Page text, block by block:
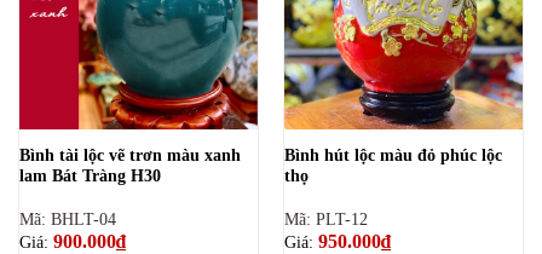
Bình tài lộc vẽ trơn màu xanh
lam Bát Tràng H30
Mã: BHLT-04
Giá: 900.000₫
Bình hút lộc màu đỏ phúc lộc
thọ
Mã: PLT-12
Giá: 950.000₫